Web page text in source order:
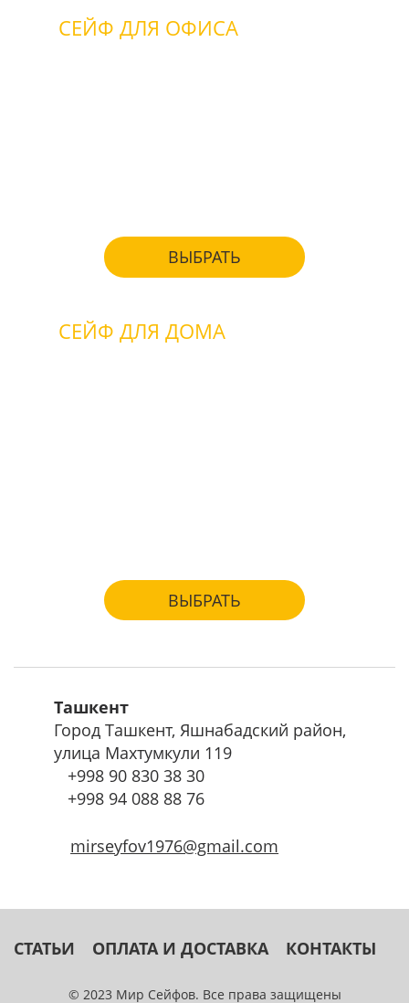
СЕЙФ ДЛЯ ОФИСА
ВЫБРАТЬ
СЕЙФ ДЛЯ ДОМА
ВЫБРАТЬ
Ташкент
Город Ташкент, Яшнабадский район,
улица Махтумкули 119
+998 90 830 38 30
+998 94 088 88 76
mirseyfov1976@gmail.com
СТАТЬИ ОПЛАТА И ДОСТАВКА КОНТАКТЫ
© 2023 Мир Сейфов. Все права защищены